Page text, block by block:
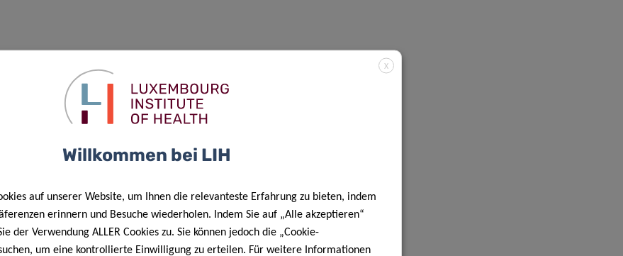
*
X
Willkommen bei LIH
auf unserer Website, um Ihnen die relevanteste Erfahrung zu bieten, indem
erinnern und Besuche wiederholen. Indem Sie auf „Alle akzeptieren“
der Verwendung ALLER Cookies zu. Sie können jedoch die „Cookie-
um eine kontrollierte Einwilligung zu erteilen. Für weitere Informationen